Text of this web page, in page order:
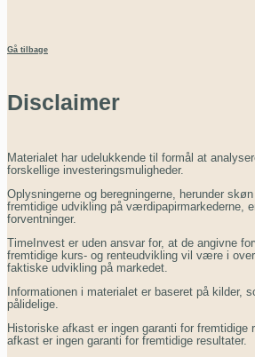
Gå tilbage
Disclaimer
Materialet har udelukkende til formål at
forskellige investeringsmuligheder.
Oplysningerne og beregningerne, herunder
fremtidige udvikling på værdipapirmarkederne,
forventninger.
TimeInvest er uden ansvar for, at de angivne
fremtidige kurs- og renteudvikling vil være i
faktiske udvikling på markedet.
Informationen i materialet er baseret på kilder,
pålidelige.
Historiske afkast er ingen garanti for fremtidige
afkast er ingen garanti for fremtidige resultater.